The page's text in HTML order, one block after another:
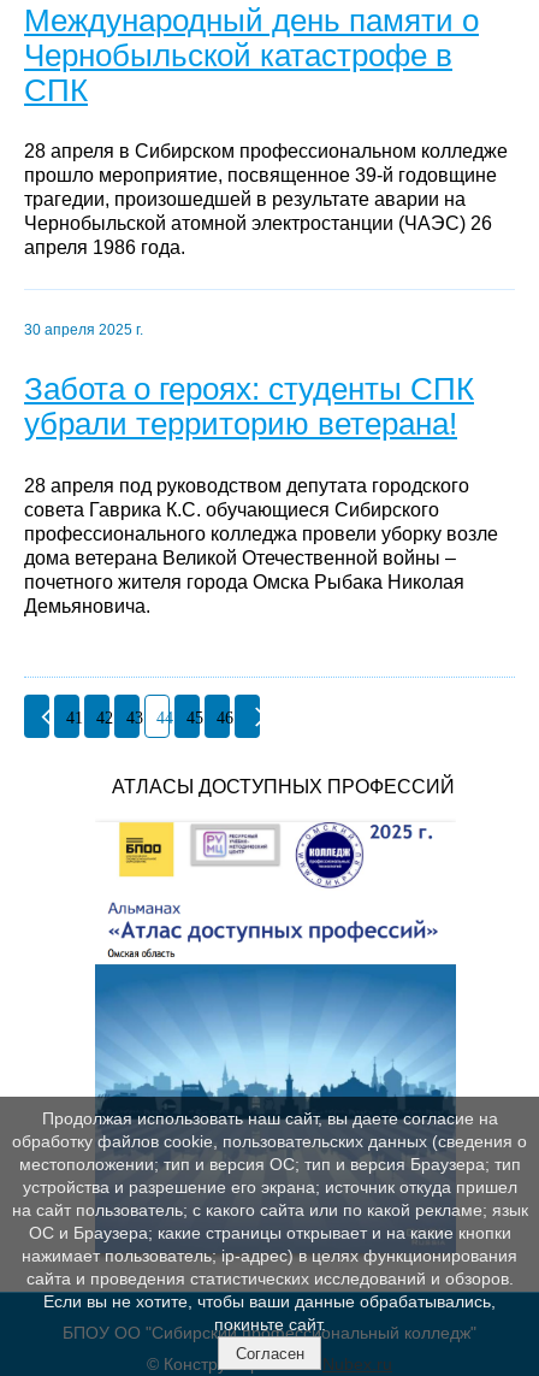
Международный день памяти о
Чернобыльской катастрофе в
СПК
28 апреля в Сибирском профессиональном колледже
прошло мероприятие, посвященное 39-й годовщине
трагедии, произошедшей в результате аварии на
Чернобыльской атомной электростанции (ЧАЭС) 26
апреля 1986 года.
30 апреля 2025 г.
Забота о героях: студенты СПК
убрали территорию ветерана!
28 апреля под руководством депутата городского
совета Гаврика К.С. обучающиеся Сибирского
профессионального колледжа провели уборку возле
дома ветерана Великой Отечественной войны –
почетного жителя города Омска Рыбака Николая
Демьяновича.
41 42 43 44 45 46
АТЛАСЫ ДОСТУПНЫХ ПРОФЕССИЙ
БПОУ ОО "Сибирский профессиональный колледж"
© Конструктор сайтовNubex.ru
Продолжая использовать наш сайт, вы даете согласие на
обработку файлов cookie, пользовательских данных (сведения о
местоположении; тип и версия ОС; тип и версия Браузера; тип
устройства и разрешение его экрана; источник откуда пришел
на сайт пользователь; с какого сайта или по какой рекламе; язык
ОС и Браузера; какие страницы открывает и на какие кнопки
нажимает пользователь; ip-адрес) в целях функционирования
сайта и проведения статистических исследований и обзоров.
Если вы не хотите, чтобы ваши данные обрабатывались,
покиньте сайт.
Согласен